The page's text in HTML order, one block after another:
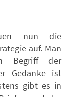
nun die
auf. Man
Begriff der
Gedanke ist
gibt es in